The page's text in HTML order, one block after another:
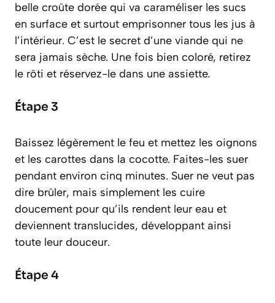
belle croûte dorée qui va caraméliser les sucs
en surface et surtout emprisonner tous les jus à
l’intérieur. C’est le secret d’une viande qui ne
sera jamais sèche. Une fois bien coloré, retirez
le rôti et réservez-le dans une assiette.
Étape 3
Baissez légèrement le feu et mettez les oignons
et les carottes dans la cocotte. Faites-les suer
pendant environ cinq minutes. Suer ne veut pas
dire brûler, mais simplement les cuire
doucement pour qu’ils rendent leur eau et
deviennent translucides, développant ainsi
toute leur douceur.
Étape 4